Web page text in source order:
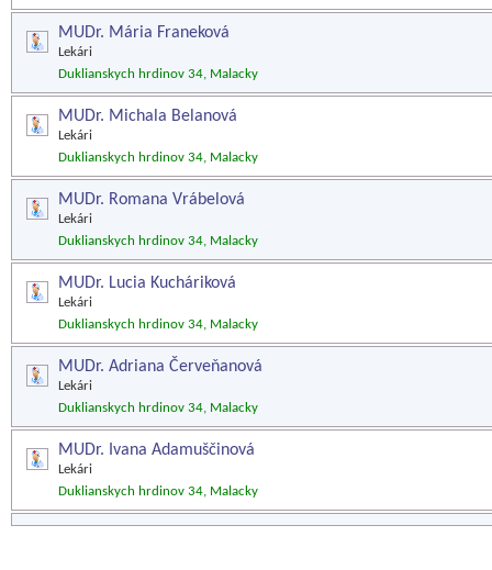
MUDr. Mária Franeková
Lekári
Duklianskych hrdinov 34, Malacky
MUDr. Michala Belanová
Lekári
Duklianskych hrdinov 34, Malacky
MUDr. Romana Vrábelová
Lekári
Duklianskych hrdinov 34, Malacky
MUDr. Lucia Kucháriková
Lekári
Duklianskych hrdinov 34, Malacky
MUDr. Adriana Červeňanová
Lekári
Duklianskych hrdinov 34, Malacky
MUDr. Ivana Adamuščinová
Lekári
Duklianskych hrdinov 34, Malacky